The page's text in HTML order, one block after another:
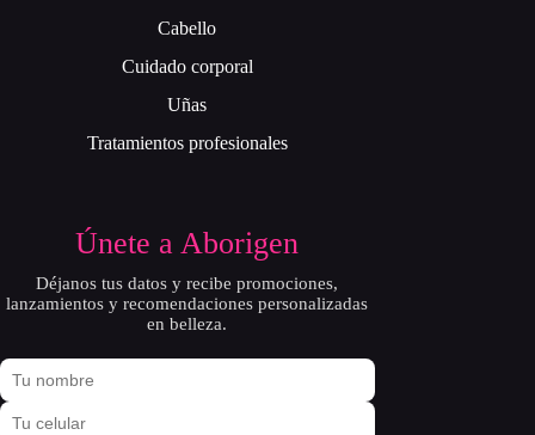
Cabello
Cuidado corporal
Uñas
Tratamientos profesionales
Únete a Aborigen
Déjanos tus datos y recibe promociones,
lanzamientos y recomendaciones personalizadas
en belleza.